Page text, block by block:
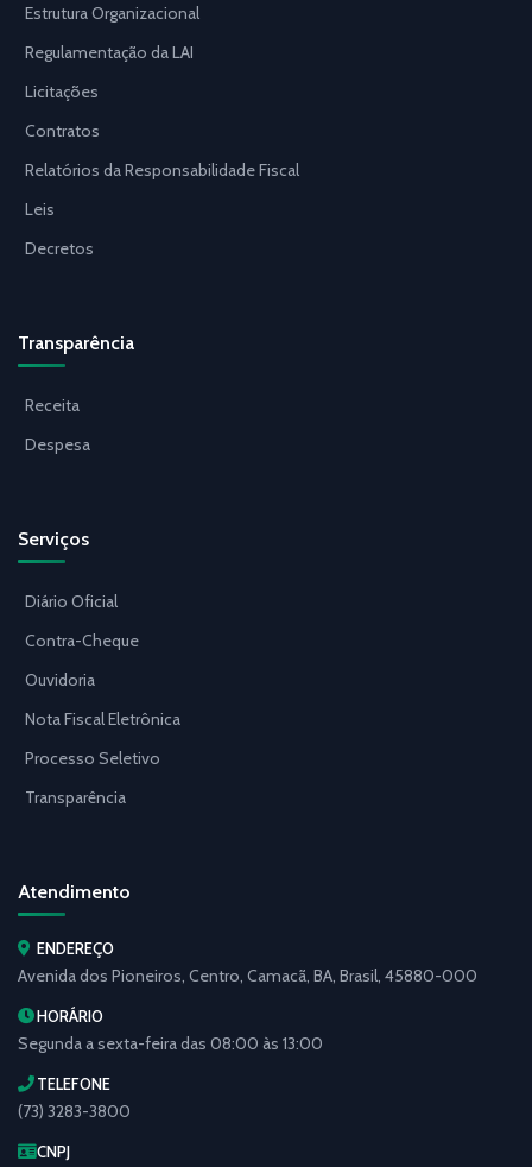
Estrutura Organizacional
Regulamentação da LAI
Licitações
Contratos
Relatórios da Responsabilidade Fiscal
Leis
Decretos
Transparência
Receita
Despesa
Serviços
Diário Oficial
Contra-Cheque
Ouvidoria
Nota Fiscal Eletrônica
Processo Seletivo
Transparência
Atendimento
ENDEREÇO
Avenida dos Pioneiros, Centro, Camacã, BA, Brasil, 45880-000
HORÁRIO
Segunda a sexta-feira das 08:00 às 13:00
TELEFONE
(73) 3283-3800
CNPJ